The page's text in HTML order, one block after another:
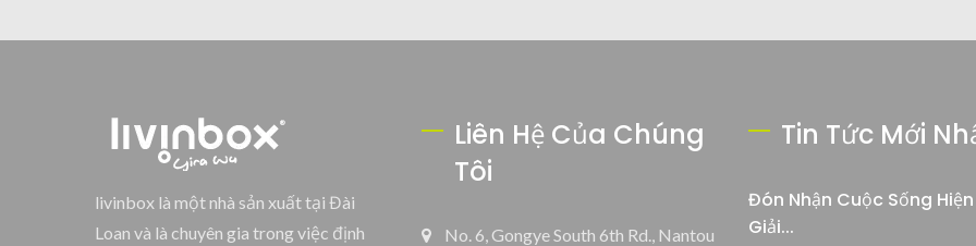
livinbox là một nhà sản xuất tại Đài
Loan và là chuyên gia trong việc định
Liên Hệ Của Chúng
Tôi
No. 6, Gongye South 6th Rd., Nantou
Tin Tức Mới
Đón Nhận Cuộc Sống
Giải...